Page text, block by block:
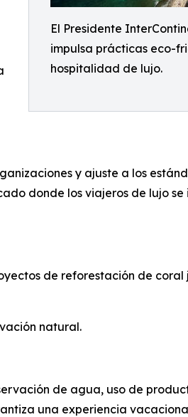
El Presidente
impulsa prácticas eco-
hospitalidad de lujo.
y ajuste a los
donde los viajeros de lujo
de reforestación de coral
natural.
de agua, uso de
una experiencia